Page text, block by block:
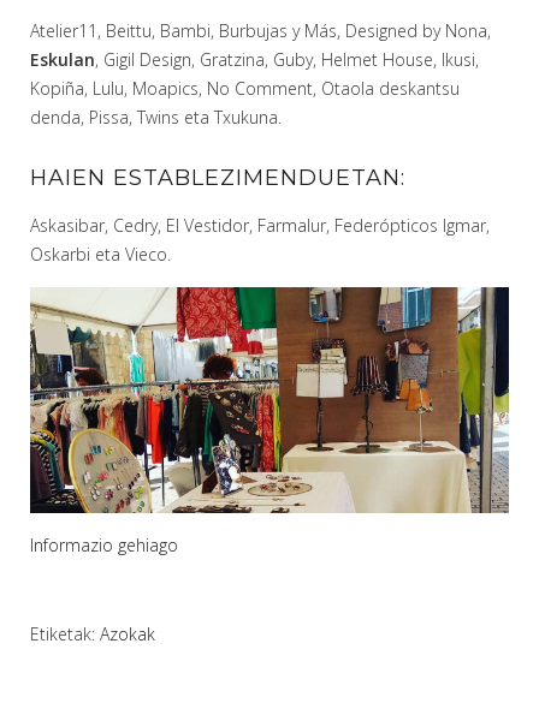
Atelier11, Beittu, Bambi, Burbujas y Más, Designed by Nona,
Eskulan, Gigil Design, Gratzina, Guby, Helmet House, Ikusi,
Kopiña, Lulu, Moapics, No Comment, Otaola deskantsu
denda, Pissa, Twins eta Txukuna.
HAIEN ESTABLEZIMENDUETAN:
Askasibar, Cedry, El Vestidor, Farmalur, Federópticos Igmar,
Oskarbi eta Vieco.
Informazio gehiago
Etiketak: Azokak